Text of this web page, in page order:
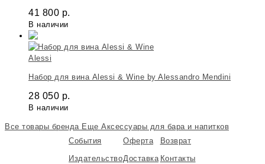
41 800 р.
В наличии
Alessi
Набор для вина Alessi & Wine by Alessandro Mendini
28 050 р.
В наличии
Все товары бренда Еще Аксессуары для бара и напитков
События
Издательство
Оферта
Доставка
Возврат
Контакты